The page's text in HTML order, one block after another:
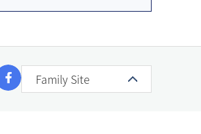
Family Site